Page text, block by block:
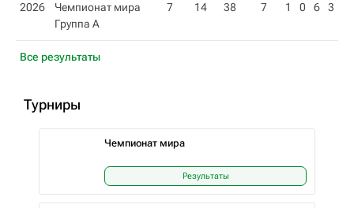
2026
Чемпионат мира
Группа A
7 14 38 7 1 0 6 3
Все результаты
Турниры
Чемпионат мира
Результаты